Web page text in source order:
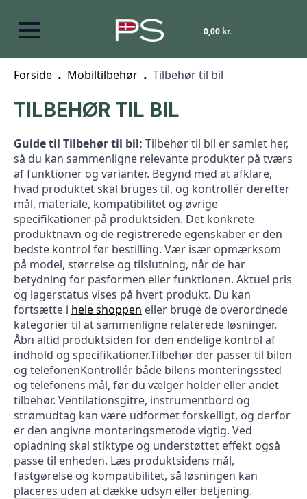
0,00 kr.
Forside Mobiltilbehør Tilbehør til bil
TILBEHØR TIL BIL
Guide til Tilbehør til bil: Tilbehør til bil er samlet her,
så du kan sammenligne relevante produkter på tværs
af funktioner og varianter. Begynd med at afklare,
hvad produktet skal bruges til, og kontrollér derefter
mål, materiale, kompatibilitet og øvrige
specifikationer på produktsiden. Det konkrete
produktnavn og de registrerede egenskaber er den
bedste kontrol før bestilling. Vær især opmærksom
på model, størrelse og tilslutning, når de har
betydning for pasformen eller funktionen. Aktuel pris
og lagerstatus vises på hvert produkt. Du kan
fortsætte i hele shoppen eller bruge de overordnede
kategorier til at sammenligne relaterede løsninger.
Åbn altid produktsiden for den endelige kontrol af
indhold og specifikationer.Tilbehør der passer til bilen
og telefonenKontrollér både bilens monteringssted
og telefonens mål, før du vælger holder eller andet
tilbehør. Ventilationsgitre, instrumentbord og
strømudtag kan være udformet forskelligt, og derfor
er den angivne monteringsmetode vigtig. Ved
opladning skal stiktype og understøttet effekt også
passe til enheden. Læs produktsidens mål,
fastgørelse og kompatibilitet, så løsningen kan
placeres uden at dække udsyn eller betjening.